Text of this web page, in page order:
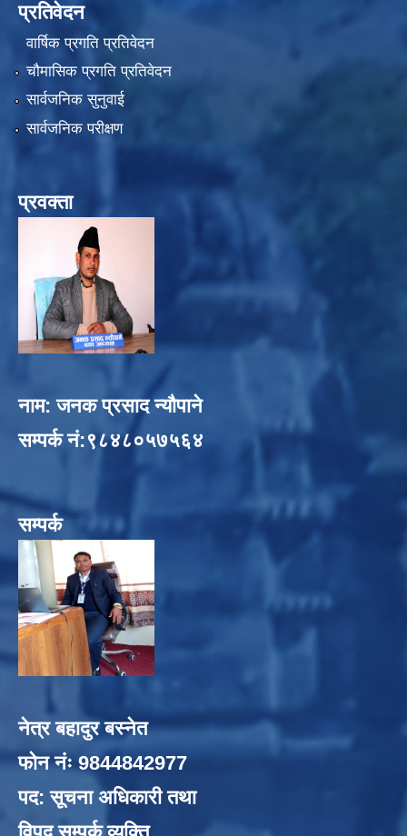
प्रतिवेदन
वार्षिक प्रगति प्रतिवेदन
चौमासिक प्रगति प्रतिवेदन
सार्वजनिक सुनुवाई
सार्वजनिक परीक्षण
प्रवक्ता
नाम: जनक प्रसाद न्यौपाने
सम्पर्क नं:९८४८०५७५६४
सम्पर्क
नेत्र बहादुर बस्नेत
फोन नंः 9844842977
पद: सूचना अधिकारी तथा